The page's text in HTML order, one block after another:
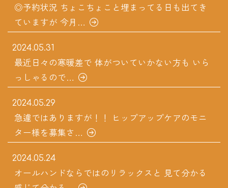
◎予約状況 ちょこちょこと埋まってる日も出てき
ていますが 今月…
2024.05.31
最近日々の寒暖差で 体がついていかない方も いら
っしゃるので…
2024.05.29
急遽ではありますが！！ ヒップアップケアのモニ
ター様を募集さ…
2024.05.24
オールハンドならではのリラックスと 見て分かる